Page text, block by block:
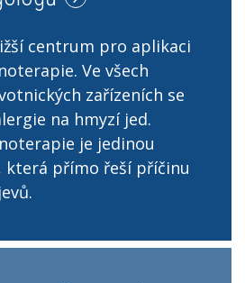
centrum pro aplikaci
Ve všech
zařízeních se
na hmyzí jed.
je jedinou
která přímo řeší příčinu